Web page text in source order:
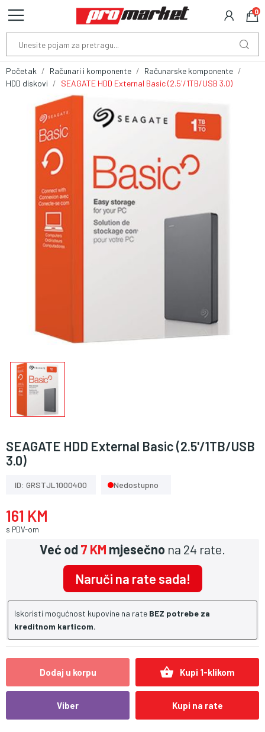
0
Početak Računari i komponente
Računarske komponente
HDD diskovi
SEAGATE HDD External Basic (2.5'/1TB/USB 3.0)
SEAGATE HDD External Basic (2.5'/1TB/USB
3.0)
ID: GRSTJL1000400 Nedostupno
161 KM
s PDV-om
Već od7 KM mjesečno na 24 rate.
Naruči na rate sada!
Iskoristi mogućnost kupovine na rate BEZ potrebe za
kreditnom karticom.
Dodaj u korpu shopping_basket Kupi 1-klikom
Viber Kupi na rate